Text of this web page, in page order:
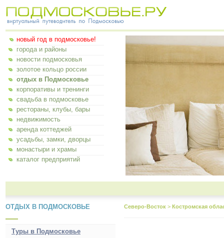
новый год в подмосковье!
города и районы
новости подмосковья
золотое кольцо россии
отдых в Подмосковье
корпоративы и тренинги
свадьба в подмосковье
рестораны, клубы, бары
недвижимость
аренда коттеджей
усадьбы, замки, дворцы
монастыри и храмы
каталог предприятий
ОТДЫХ В ПОДМОСКОВЬЕ
Туры в Подмосковье
Северо-Восток > Костромская